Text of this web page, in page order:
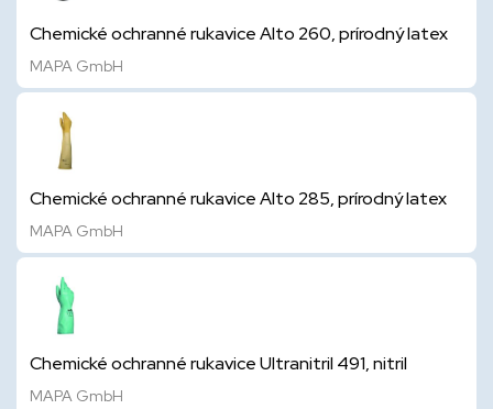
Chemické ochranné rukavice Alto 260, prírodný latex
MAPA GmbH
Chemické ochranné rukavice Alto 285, prírodný latex
MAPA GmbH
Chemické ochranné rukavice Ultranitril 491, nitril
MAPA GmbH